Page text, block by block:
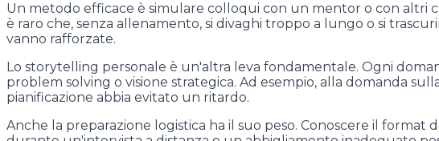
Un metodo efficace è simulare colloqui con un mentor o con altri
è raro che, senza allenamento, si divaghi troppo a lungo o si
vanno rafforzate.
Lo storytelling personale è un'altra leva fondamentale. Ogni
problem solving o visione strategica. Ad esempio, alla domanda
pianificazione abbia evitato un ritardo.
Anche la preparazione logistica ha il suo peso. Conoscere il